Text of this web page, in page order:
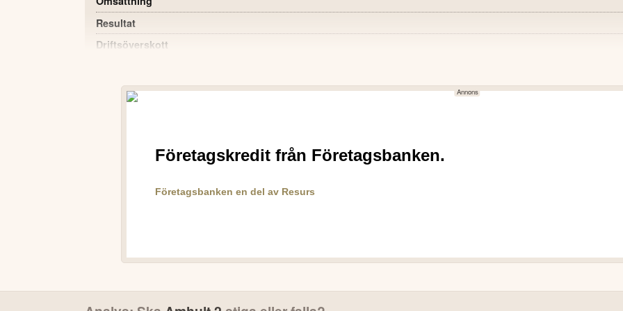
Resultat
Driftsöverskott
Resultat per aktie
Intäkterna ökade med 10,8 % jämfört med samma period föregående år.
Räntekostnaden har ökat